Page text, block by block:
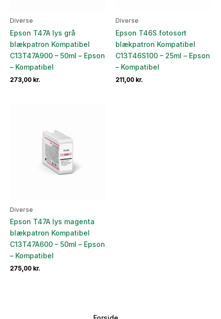
Diverse
Epson T47A lys grå
blækpatron Kompatibel
C13T47A900 – 50ml – Epson
– Kompatibel
273,00 kr.
Diverse
Epson T46S fotosort
blækpatron Kompatibel
C13T46S100 – 25ml – Epson
– Kompatibel
211,00 kr.
Diverse
Epson T47A lys magenta
blækpatron Kompatibel
C13T47A600 – 50ml – Epson
– Kompatibel
275,00 kr.